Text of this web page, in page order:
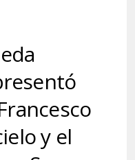
y el